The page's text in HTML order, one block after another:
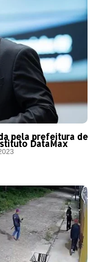
pela prefeitura de
DataMax